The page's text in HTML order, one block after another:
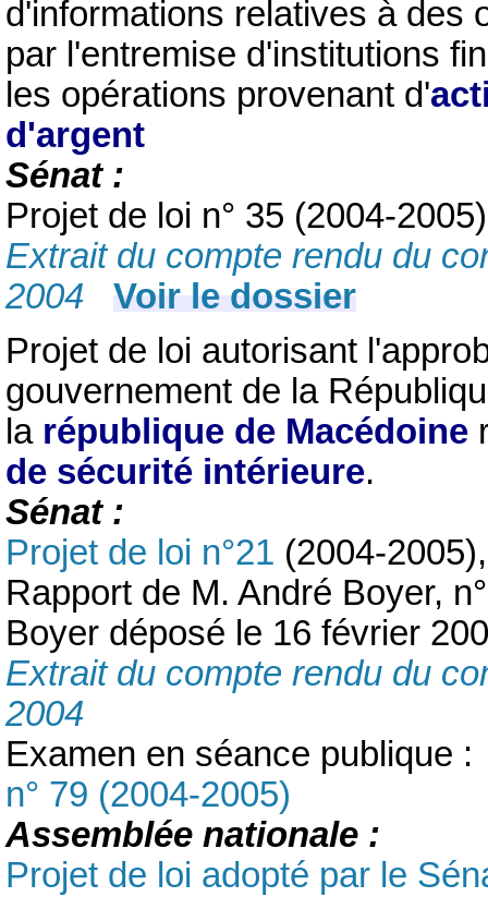
d'informations relatives à des
par l'entremise d'institutions
les opérations provenant d'
d'argent
Sénat :
Projet de loi n° 35 (2004-
Extrait du compte rendu du
2004
Voir le dossier
Projet de loi autorisant
gouvernement de la
la république de Macédoine
de sécurité intérieure.
Sénat :
Projet de loi n°21 (2004-
Rapport de M. André Boyer,
Boyer déposé le 16 février
Extrait du compte rendu du
2004
Examen en séance publique
n° 79 (2004-2005)
Assemblée nationale :
Projet de loi adopté par le